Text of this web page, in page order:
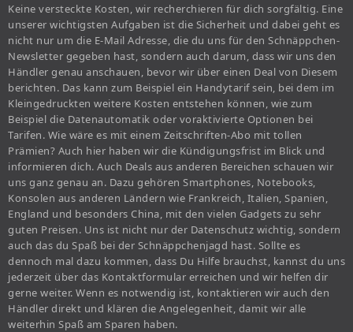
Keine versteckte Kosten, wir recherchieren für dich sorgfältig. Eine
unserer wichtigsten Aufgaben ist die Sicherheit und dabei geht es
nicht nur um die E-Mail Adresse, die du uns für den Schnäppchen-
Newsletter gegeben hast, sondern auch darum, dass wir uns den
Händler genau anschauen, bevor wir über einen Deal von Diesem
berichten. Das kann zum Beispiel ein Handytarif sein, bei dem im
Kleingedruckten weitere Kosten entstehen können, wie zum
Beispiel die Datenautomatik oder voraktivierte Optionen bei
Tarifen. Wie wäre es mit einem Zeitschriften-Abo mit tollen
Prämien? Auch hier haben wir die Kündigungsfrist im Blick und
informieren dich. Auch Deals aus anderen Bereichen schauen wir
uns ganz genau an. Dazu gehören Smartphones, Notebooks,
Konsolen aus anderen Ländern wie Frankreich, Italien, Spanien,
England und besonders China, mit den vielen Gadgets zu sehr
guten Preisen. Uns ist nicht nur der Datenschutz wichtig, sondern
auch das du Spaß bei der Schnäppchenjagd hast. Sollte es
dennoch mal dazu kommen, dass Du Hilfe brauchst, kannst du uns
jederzeit über das Kontaktformular erreichen und wir helfen dir
gerne weiter. Wenn es notwendig ist, kontaktieren wir auch den
Händler direkt und klären die Angelegenheit, damit wir alle
weiterhin Spaß am Sparen haben.